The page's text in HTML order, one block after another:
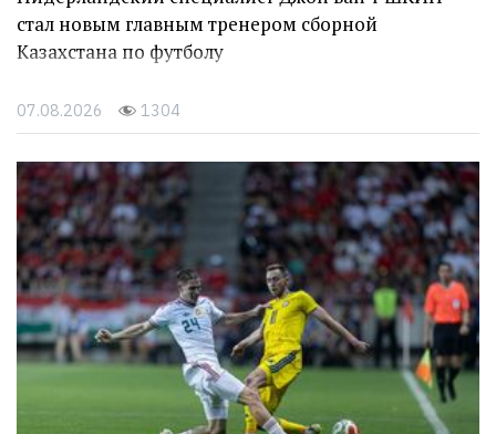
стал новым главным тренером сборной
Казахстана по футболу
07.08.2026 1304